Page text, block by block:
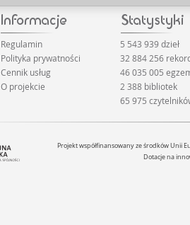
Regulamin
Polityka prywatności
Cennik usług
O projekcie
5 543 939 dzieł
32 884 256
46 035 005
2 388 bibliotek
65 975
Projekt współfinansowany ze środków Unii
Dotacje na